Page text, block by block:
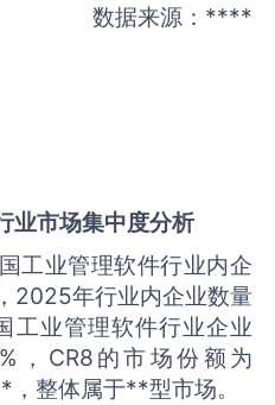
数据来源：****
业市场集中度分析
工业管理软件行业内企
2025年行业内企业数量
业管理软件行业企业
，CR8的市场份额为
整体属于**型市场。